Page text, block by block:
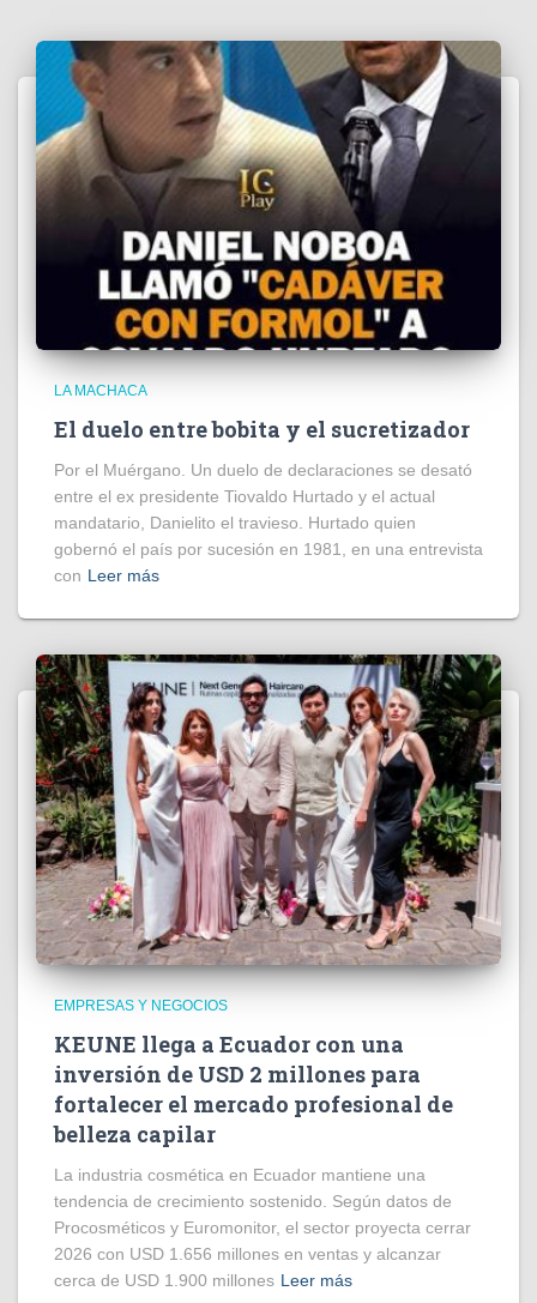
LA MACHACA
El duelo entre bobita y el sucretizador
Por el Muérgano. Un duelo de declaraciones se desató
entre el ex presidente Tiovaldo Hurtado y el actual
mandatario, Danielito el travieso. Hurtado quien
gobernó el país por sucesión en 1981, en una entrevista
con Leer más
EMPRESAS Y NEGOCIOS
KEUNE llega a Ecuador con una
inversión de USD 2 millones para
fortalecer el mercado profesional de
belleza capilar
La industria cosmética en Ecuador mantiene una
tendencia de crecimiento sostenido. Según datos de
Procosméticos y Euromonitor, el sector proyecta cerrar
2026 con USD 1.656 millones en ventas y alcanzar
cerca de USD 1.900 millones Leer más